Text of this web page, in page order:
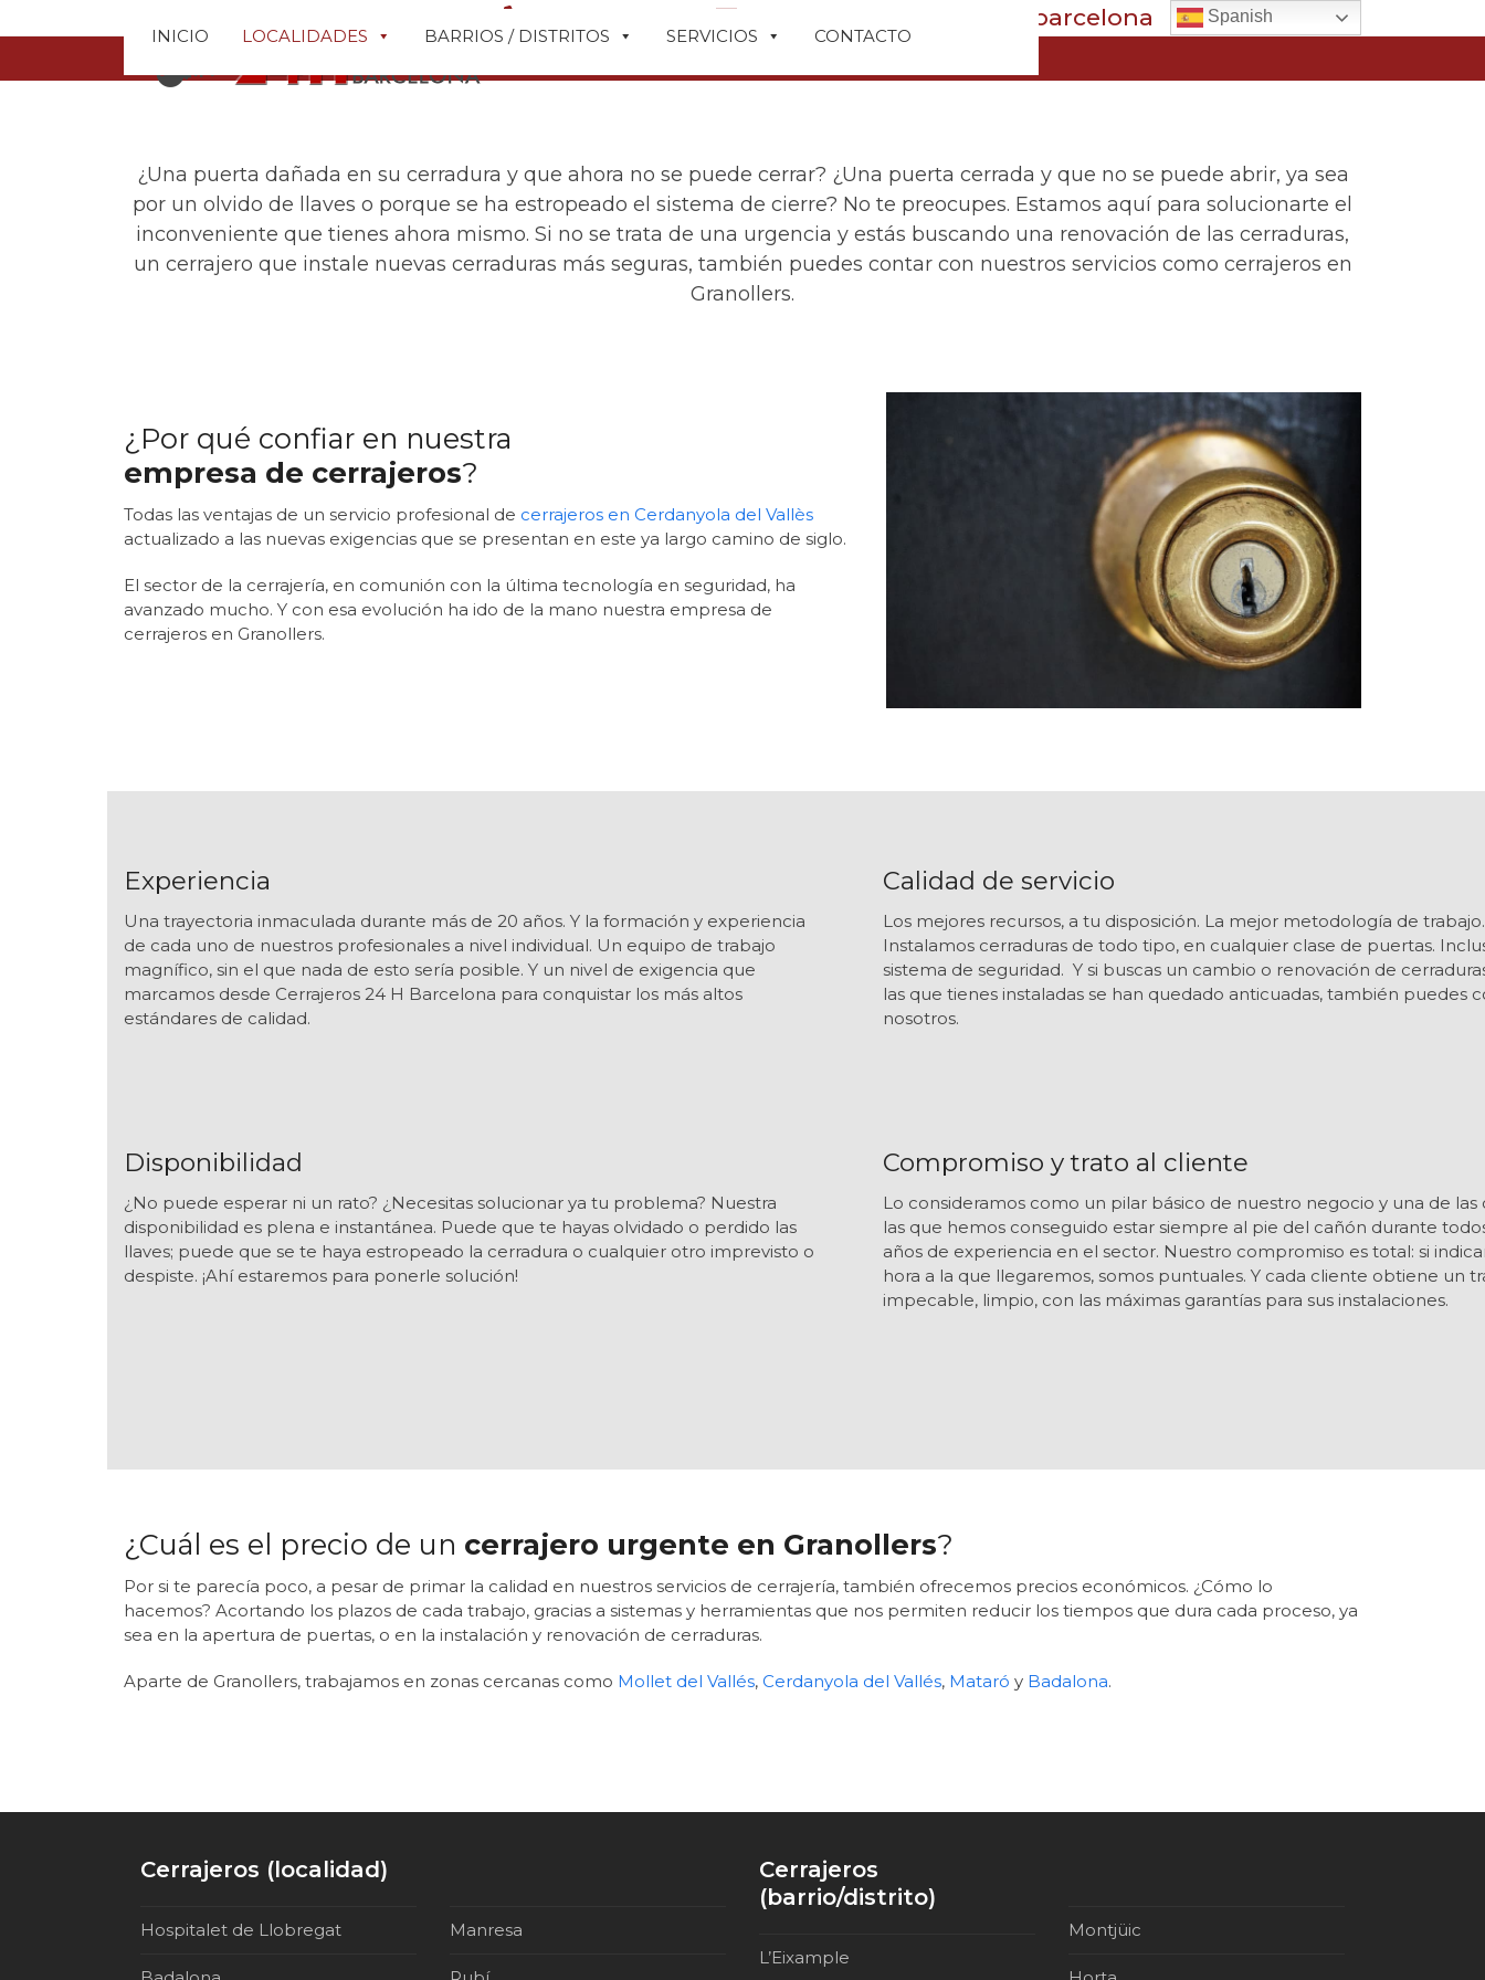
to
info@cerrajero24horas.barcelona Spanish
INICIO LOCALIDADES BARRIOS / DISTRITOS SERVICIOS CONTACTO
¿Una puerta dañada en su cerradura y que ahora no se puede cerrar? ¿Una puerta cerrada y que no se puede abrir, ya sea
por un olvido de llaves o porque se ha estropeado el sistema de cierre? No te preocupes. Estamos aquí para solucionarte el
inconveniente que tienes ahora mismo. Si no se trata de una urgencia y estás buscando una renovación de las cerraduras,
un cerrajero que instale nuevas cerraduras más seguras, también puedes contar con nuestros servicios como cerrajeros en
Granollers.
¿Por qué confiar en nuestra
empresa de cerrajeros?
Todas las ventajas de un servicio profesional de cerrajeros en Cerdanyola del Vallès
actualizado a las nuevas exigencias que se presentan en este ya largo camino de siglo.
El sector de la cerrajería, en comunión con la última tecnología en seguridad, ha
avanzado mucho. Y con esa evolución ha ido de la mano nuestra empresa de
cerrajeros en Granollers.
Experiencia
Una trayectoria inmaculada durante más de 20 años. Y la formación y experiencia
de cada uno de nuestros profesionales a nivel individual. Un equipo de trabajo
magnífico, sin el que nada de esto sería posible. Y un nivel de exigencia que
marcamos desde Cerrajeros 24 H Barcelona para conquistar los más altos
estándares de calidad.
Calidad de servicio
Los mejores recursos, a tu disposición. La mejor metodología de trabajo.
Instalamos cerraduras de todo tipo, en cualquier clase de puertas.
sistema de seguridad. Y si buscas un cambio o renovación de
las que tienes instaladas se han quedado anticuadas, también puedes
nosotros.
Disponibilidad
¿No puede esperar ni un rato? ¿Necesitas solucionar ya tu problema? Nuestra
disponibilidad es plena e instantánea. Puede que te hayas olvidado o perdido las
llaves; puede que se te haya estropeado la cerradura o cualquier otro imprevisto o
despiste. ¡Ahí estaremos para ponerle solución!
Compromiso y trato al cliente
Lo consideramos como un pilar básico de nuestro negocio y una de las
las que hemos conseguido estar siempre al pie del cañón durante
años de experiencia en el sector. Nuestro compromiso es total: si
hora a la que llegaremos, somos puntuales. Y cada cliente obtiene un
impecable, limpio, con las máximas garantías para sus instalaciones.
¿Cuál es el precio de un cerrajero urgente en Granollers?
Por si te parecía poco, a pesar de primar la calidad en nuestros servicios de cerrajería, también ofrecemos precios económicos. ¿Cómo lo
hacemos? Acortando los plazos de cada trabajo, gracias a sistemas y herramientas que nos permiten reducir los tiempos que dura cada proceso, ya
sea en la apertura de puertas, o en la instalación y renovación de cerraduras.
Aparte de Granollers, trabajamos en zonas cercanas como Mollet del Vallés, Cerdanyola del Vallés, Mataró y Badalona.
Cerrajeros (localidad)
Hospitalet de Llobregat Manresa
Cerrajeros
(barrio/distrito)
L’Eixample
Montjüic